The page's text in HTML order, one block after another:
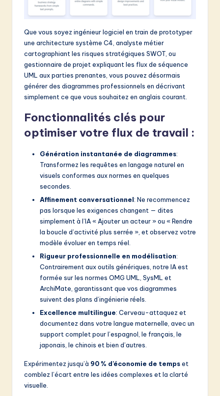
S
o
w
Que vous soyez ingénieur logiciel en train de prototyper
une architecture système C4, analyste métier
cartographiant les risques stratégiques SWOT, ou
gestionnaire de projet expliquant les flux de séquence
UML aux parties prenantes, vous pouvez désormais
générer des diagrammes professionnels en décrivant
simplement ce que vous souhaitez en anglais courant.
Fonctionnalités clés pour
optimiser votre flux de travail :
Génération instantanée de diagrammes:
Transformez les requêtes en langage naturel en
visuels conformes aux normes en quelques
secondes.
Affinement conversationnel: Ne recommencez
pas lorsque les exigences changent — dites
simplement à l’IA « Ajouter un acteur » ou « Rendre
la boucle d’activité plus serrée », et observez votre
modèle évoluer en temps réel.
Rigueur professionnelle en modélisation:
Contrairement aux outils génériques, notre IA est
formée sur les normes OMG UML, SysML et
ArchiMate, garantissant que vos diagrammes
suivent des plans d’ingénierie réels.
Excellence multilingue: Cerveau-attaquez et
documentez dans votre langue maternelle, avec un
support complet pour l’espagnol, le français, le
japonais, le chinois et bien d’autres.
Expérimentez jusqu’à 90 % d’économie de tempset
comblez l’écart entre les idées complexes et la clarté
visuelle.